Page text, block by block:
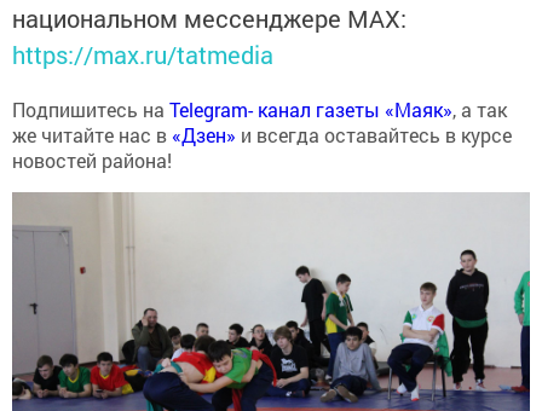
национальном мессенджере MАХ:
https://max.ru/tatmedia
Подпишитесь на Telegram- канал газеты «Маяк», а так
же читайте нас в «Дзен» и всегда оставайтесь в курсе
новостей района!